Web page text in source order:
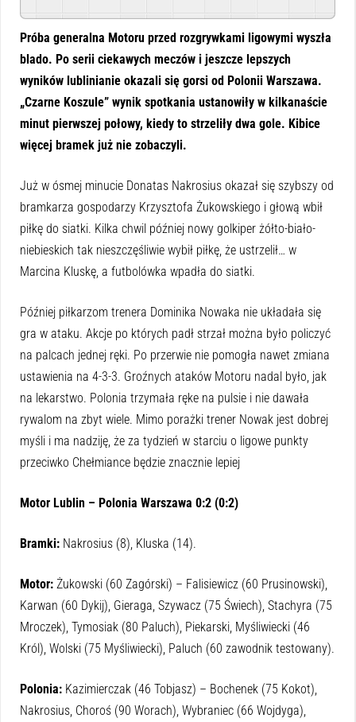
Próba generalna Motoru przed rozgrywkami ligowymi wyszła
blado. Po serii ciekawych meczów i jeszcze lepszych
wyników lublinianie okazali się gorsi od Polonii Warszawa.
„Czarne Koszule” wynik spotkania ustanowiły w kilkanaście
minut pierwszej połowy, kiedy to strzeliły dwa gole. Kibice
więcej bramek już nie zobaczyli.
Już w ósmej minucie Donatas Nakrosius okazał się szybszy od
bramkarza gospodarzy Krzysztofa Żukowskiego i głową wbił
piłkę do siatki. Kilka chwil później nowy golkiper żółto-biało-
niebieskich tak nieszczęśliwie wybił piłkę, że ustrzelił… w
Marcina Kluskę, a futbolówka wpadła do siatki.
Później piłkarzom trenera Dominika Nowaka nie układała się
gra w ataku. Akcje po których padł strzał można było policzyć
na palcach jednej ręki. Po przerwie nie pomogła nawet zmiana
ustawienia na 4-3-3. Groźnych ataków Motoru nadal było, jak
na lekarstwo. Polonia trzymała ręke na pulsie i nie dawała
rywalom na zbyt wiele. Mimo porażki trener Nowak jest dobrej
myśli i ma nadziję, że za tydzień w starciu o ligowe punkty
przeciwko Chełmiance będzie znacznie lepiej
Motor Lublin – Polonia Warszawa 0:2 (0:2)
Bramki: Nakrosius (8), Kluska (14).
Motor: Żukowski (60 Zagórski) – Falisiewicz (60 Prusinowski),
Karwan (60 Dykij), Gieraga, Szywacz (75 Świech), Stachyra (75
Mroczek), Tymosiak (80 Paluch), Piekarski, Myśliwiecki (46
Król), Wolski (75 Myśliwiecki), Paluch (60 zawodnik testowany).
Polonia: Kazimierczak (46 Tobjasz) – Bochenek (75 Kokot),
Nakrosius, Choroś (90 Worach), Wybraniec (66 Wojdyga),